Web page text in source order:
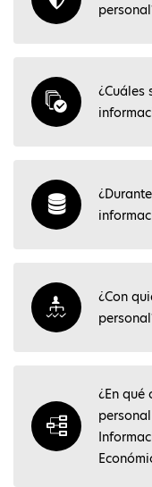
¿Cuáles
¿Con
¿En qué